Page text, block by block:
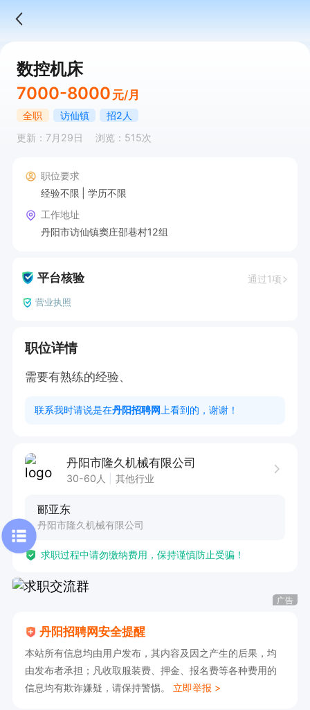
数控机床
7000-8000 元/月
全职 访仙镇
招2人
更新：7月29日
浏览：515次
职位要求
经验不限
学历不限
工作地址
丹阳市访仙镇窦庄邵巷村12组
平台核验 通过1项
营业执照
职位详情
需要有熟练的经验、
联系我时请说是在丹阳招聘网 上看到的，谢谢！
丹阳市隆久机械有限公司
30-60人 其他行业
郦亚东
丹阳市隆久机械有限公司
求职过程中请勿缴纳费用，保持谨慎防止受骗！
广告
丹阳招聘网安全提醒
本站所有信息均由用户发布，其内容及因之产生的后果，均
由发布者承担；凡收取服装费、押金、报名费等各种费用的
信息均有欺诈嫌疑，请保持警惕。 立即举报 >